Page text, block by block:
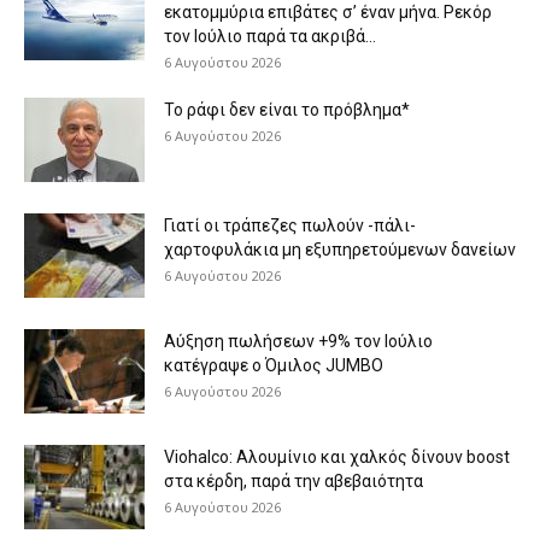
εκατομμύρια επιβάτες σ’ έναν μήνα. Ρεκόρ
τον Ιούλιο παρά τα ακριβά...
6 Αυγούστου 2026
Το ράφι δεν είναι το πρόβλημα*
6 Αυγούστου 2026
Γιατί οι τράπεζες πωλούν -πάλι-
χαρτοφυλάκια μη εξυπηρετούμενων δανείων
6 Αυγούστου 2026
Aύξηση πωλήσεων +9% τον Ιούλιο
κατέγραψε ο Όμιλος JUMBO
6 Αυγούστου 2026
Viohalco: Aλουμίνιο και χαλκός δίνουν boost
στα κέρδη, παρά την αβεβαιότητα
6 Αυγούστου 2026